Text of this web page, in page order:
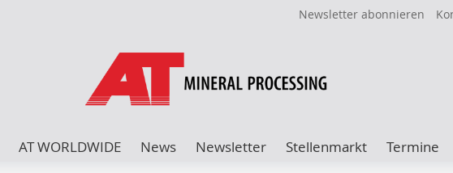
Newsletter abonnieren
AT WORLDWIDE News Newsletter Stellenmarkt Termine